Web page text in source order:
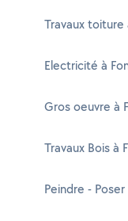
Travaux toiture
Electricité à
Gros oeuvre à
Travaux Bois à
Peindre -